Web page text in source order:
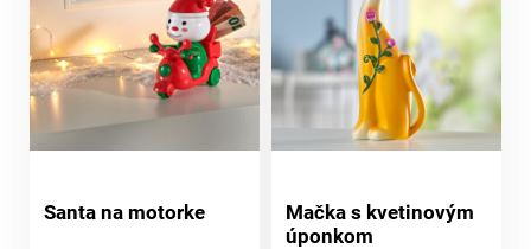
Santa na motorke
Mačka s kvetinovým
úponkom